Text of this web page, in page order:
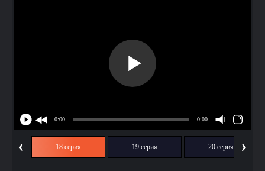
‹ 18 серия 19 серия 20 серия ›